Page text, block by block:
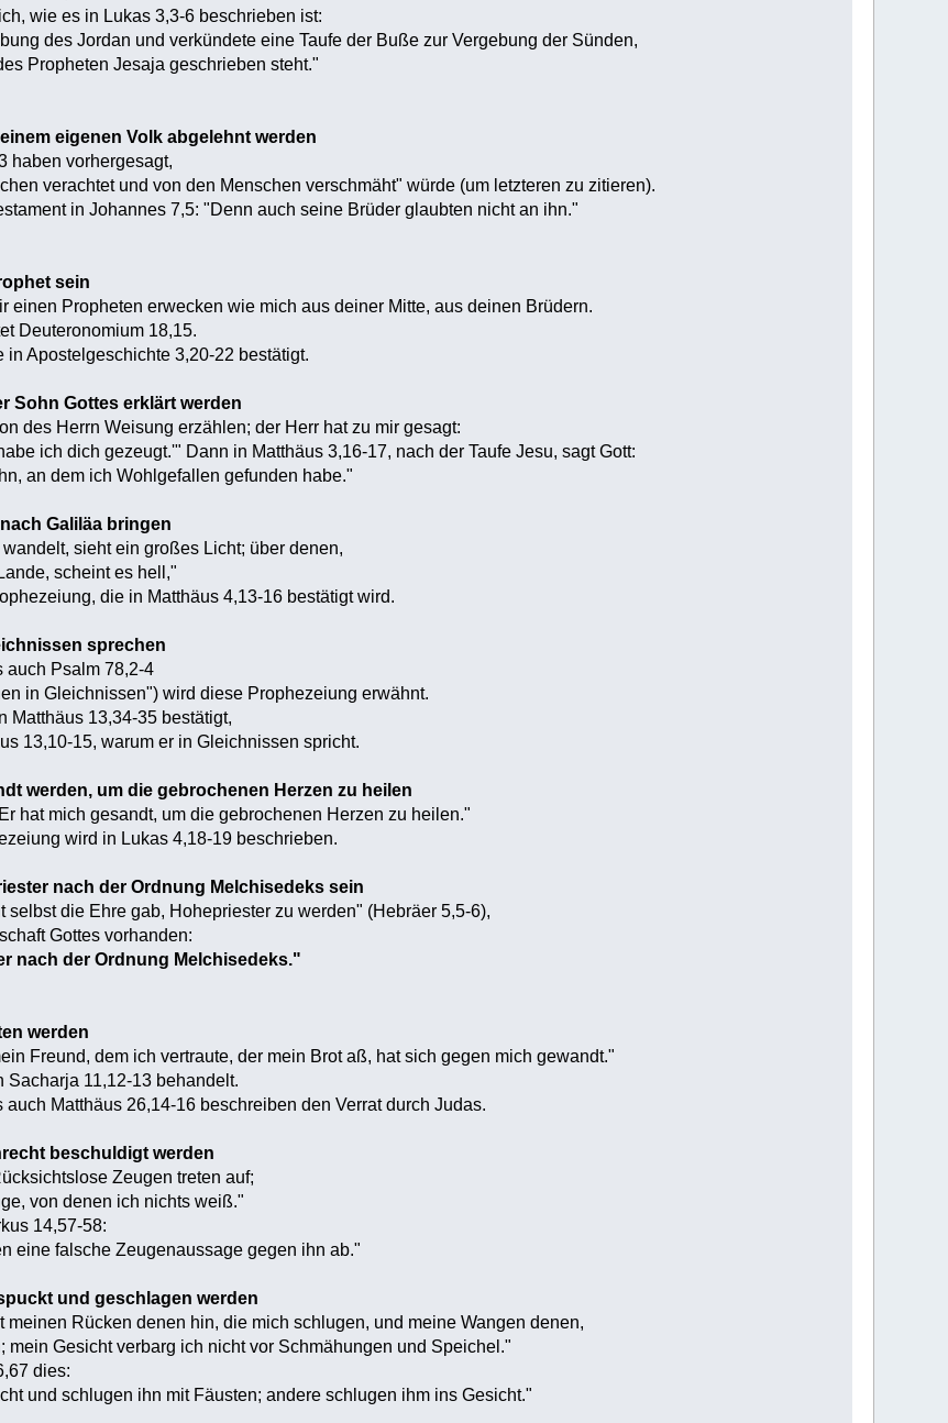
wie es in Lukas 3,3-6 beschrieben ist:
des Jordan und verkündete eine Taufe der Buße zur Vergebung der Sünden,
Propheten Jesaja geschrieben steht."
eigenen Volk abgelehnt werden
haben vorhergesagt,
verachtet und von den Menschen verschmäht" würde (um letzteren zu zitieren).
in Johannes 7,5: "Denn auch seine Brüder glaubten nicht an ihn."
sein
einen Propheten erwecken wie mich aus deiner Mitte, aus deinen Brüdern.
Deuteronomium 18,15.
Apostelgeschichte 3,20-22 bestätigt.
Sohn Gottes erklärt werden
des Herrn Weisung erzählen; der Herr hat zu mir gesagt:
ich dich gezeugt.'" Dann in Matthäus 3,16-17, nach der Taufe Jesu, sagt Gott:
an dem ich Wohlgefallen gefunden habe."
Galiläa bringen
sieht ein großes Licht; über denen,
scheint es hell,"
die in Matthäus 4,13-16 bestätigt wird.
sprechen
auch Psalm 78,2-4
in Gleichnissen") wird diese Prophezeiung erwähnt.
Matthäus 13,34-35 bestätigt,
13,10-15, warum er in Gleichnissen spricht.
werden, um die gebrochenen Herzen zu heilen
hat mich gesandt, um die gebrochenen Herzen zu heilen."
wird in Lukas 4,18-19 beschrieben.
nach der Ordnung Melchisedeks sein
selbst die Ehre gab, Hohepriester zu werden" (Hebräer 5,5-6),
Gottes vorhanden:
nach der Ordnung Melchisedeks."
werden
Freund, dem ich vertraute, der mein Brot aß, hat sich gegen mich gewandt."
Sacharja 11,12-13 behandelt.
Matthäus 26,14-16 beschreiben den Verrat durch Judas.
beschuldigt werden
Zeugen treten auf;
von denen ich nichts weiß."
14,57-58:
eine falsche Zeugenaussage gegen ihn ab."
und geschlagen werden
meinen Rücken denen hin, die mich schlugen, und meine Wangen denen,
mein Gesicht verbarg ich nicht vor Schmähungen und Speichel."
dies:
und schlugen ihn mit Fäusten; andere schlugen ihm ins Gesicht."